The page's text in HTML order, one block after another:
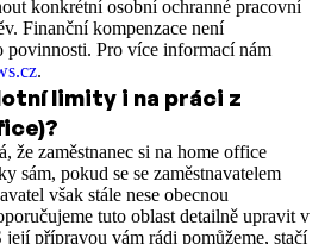
konkrétní osobní ochranné pracovní
Finanční kompenzace není
povinnosti. Pro více informací nám
.
limity i na práci z
že zaměstnanec si na home office
sám, pokud se se zaměstnavatelem
však stále nese obecnou
tuto oblast detailně upravit v
přípravou vám rádi pomůžeme, stačí